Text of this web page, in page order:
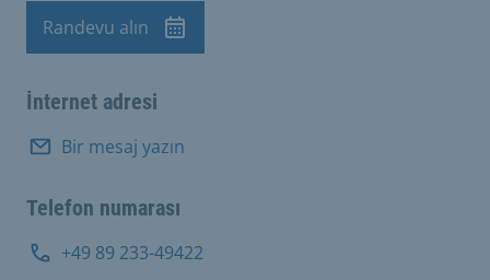
Randevu
Randevu alın
İnternet adresi
Bir mesaj yazın
Telefon numarası
+49 89 233-49422